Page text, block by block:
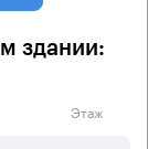
здании:
Этаж